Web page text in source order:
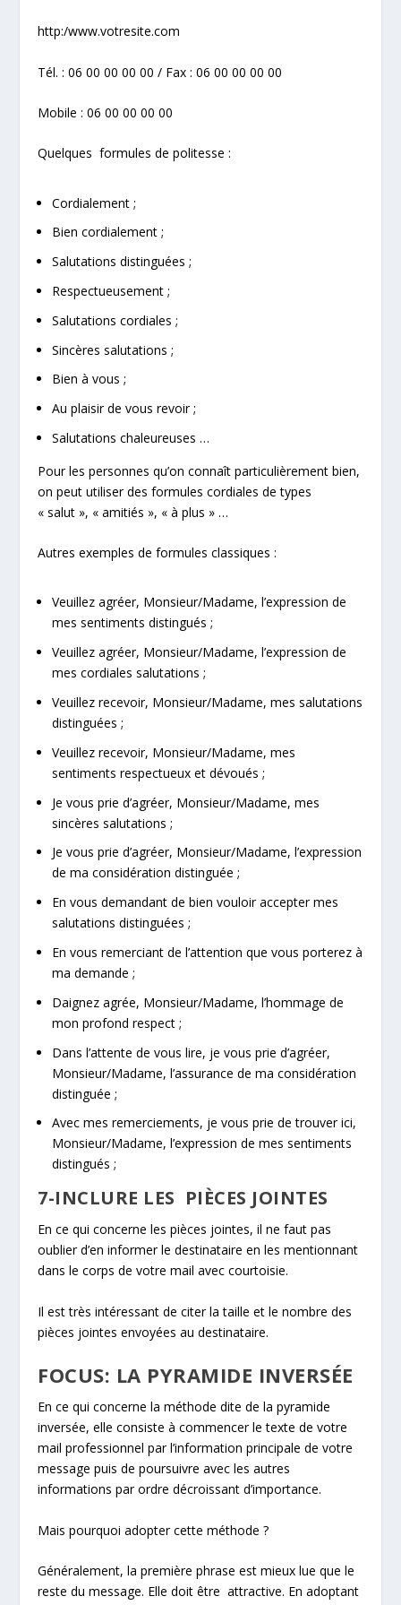
http:/www.votresite.com
Tél. : 06 00 00 00 00 / Fax : 06 00 00 00 00
Mobile : 06 00 00 00 00
Quelques formules de politesse :
Cordialement ;
Bien cordialement ;
Salutations distinguées ;
Respectueusement ;
Salutations cordiales ;
Sincères salutations ;
Bien à vous ;
Au plaisir de vous revoir ;
Salutations chaleureuses …
Pour les personnes qu’on connaît particulièrement bien,
on peut utiliser des formules cordiales de types
« salut », « amitiés », « à plus » …
Autres exemples de formules classiques :
Veuillez agréer, Monsieur/Madame, l’expression de
mes sentiments distingués ;
Veuillez agréer, Monsieur/Madame, l’expression de
mes cordiales salutations ;
Veuillez recevoir, Monsieur/Madame, mes salutations
distinguées ;
Veuillez recevoir, Monsieur/Madame, mes
sentiments respectueux et dévoués ;
Je vous prie d’agréer, Monsieur/Madame, mes
sincères salutations ;
Je vous prie d’agréer, Monsieur/Madame, l’expression
de ma considération distinguée ;
En vous demandant de bien vouloir accepter mes
salutations distinguées ;
En vous remerciant de l’attention que vous porterez à
ma demande ;
Daignez agrée, Monsieur/Madame, l’hommage de
mon profond respect ;
Dans l’attente de vous lire, je vous prie d’agréer,
Monsieur/Madame, l’assurance de ma considération
distinguée ;
Avec mes remerciements, je vous prie de trouver ici,
Monsieur/Madame, l’expression de mes sentiments
distingués ;
7-INCLURE LES PIÈCES JOINTES
En ce qui concerne les pièces jointes, il ne faut pas
oublier d’en informer le destinataire en les mentionnant
dans le corps de votre mail avec courtoisie.
Il est très intéressant de citer la taille et le nombre des
pièces jointes envoyées au destinataire.
FOCUS: LA PYRAMIDE INVERSÉE
En ce qui concerne la méthode dite de la pyramide
inversée, elle consiste à commencer le texte de votre
mail professionnel par l’information principale de votre
message puis de poursuivre avec les autres
informations par ordre décroissant d’importance.
Mais pourquoi adopter cette méthode ?
Généralement, la première phrase est mieux lue que le
reste du message. Elle doit être attractive. En adoptant